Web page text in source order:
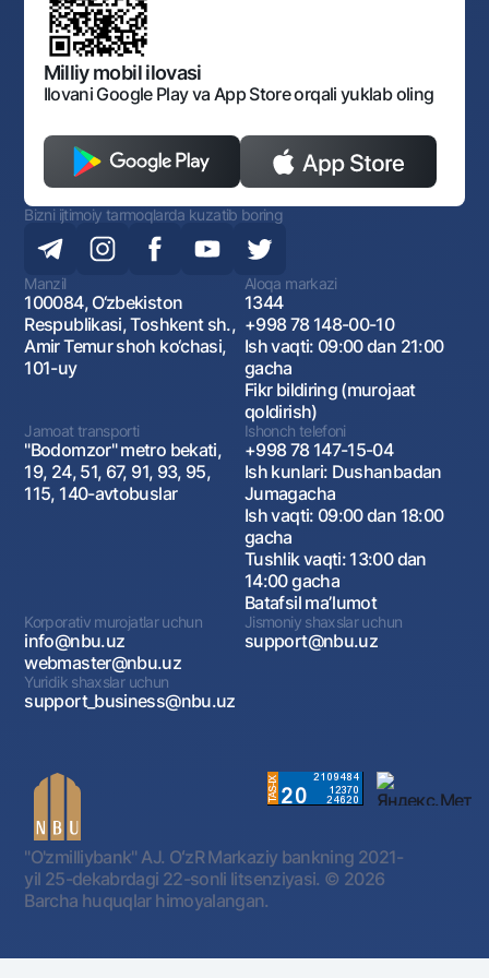
O'zbekiston Respublikasi Tashqi Iqtisodiy Faoliyat Milliy
Bankining ish tartibi va rejimi
Ochiq ma'lumotlar
Monopoliyaga qarshi komplaens
Milliy mobil ilovasi
Ilovani Google Play va App Store orqali yuklab oling
Bizni ijtimoiy tarmoqlarda kuzatib boring
Manzil
100084, O‘zbekiston
Respublikasi, Toshkent sh.,
Amir Temur shoh ko‘chasi,
101-uy
Aloqa markazi
1344
+998 78 148-00-10
Ish vaqti: 09:00 dan 21:00
gacha
Fikr bildiring (murojaat
qoldirish)
Jamoat transporti
"Bodomzor" metro bekati,
19, 24, 51, 67, 91, 93, 95,
115, 140-avtobuslar
Ishonch telefoni
+998 78 147-15-04
Ish kunlari: Dushanbadan
Jumagacha
Ish vaqti: 09:00 dan 18:00
gacha
Tushlik vaqti: 13:00 dan
14:00 gacha
Batafsil maʼlumot
Korporativ murojatlar uchun
info@nbu.uz
webmaster@nbu.uz
Jismoniy shaxslar uchun
support@nbu.uz
Yuridik shaxslar uchun
support_business@nbu.uz
"O'zmilliybank" AJ. OʻzR Markaziy bankning 2021-
yil 25-dekabrdagi 22-sonli litsenziyasi. © 2026
Barcha huquqlar himoyalangan.